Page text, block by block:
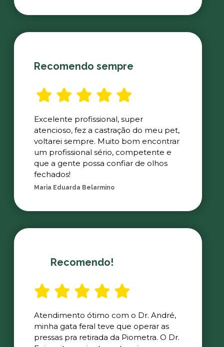
Recomendo sempre
Excelente profissional, super
atencioso, fez a castração do meu pet,
voltarei sempre. Muito bom encontrar
um profissional sério, competente e
que a gente possa confiar de olhos
fechados!
Maria Eduarda Belarmino
Recomendo!
Atendimento ótimo com o Dr. André,
minha gata feral teve que operar as
pressas pra retirada da Piometra. O Dr.